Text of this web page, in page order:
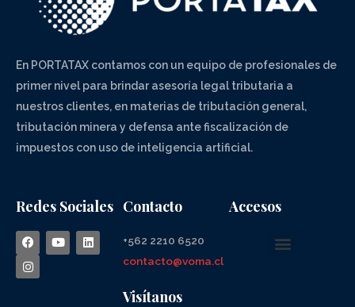
En PORTATAX contamos con un equipo de profesionales de
primer nivel para brindar asesoría legal tributaria a
nuestros clientes, en materias de tributación general,
tributación minera y defensa ante fiscalización de
impuestos con uso de inteligencia artificial.
Redes Sociales Contacto
+562 2210 6520
contacto@voma.cl
Visítanos
Accesos